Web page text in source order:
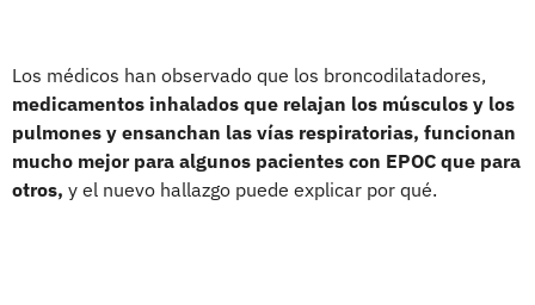
Los médicos han observado que los broncodilatadores,
medicamentos inhalados que relajan los músculos y los
pulmones y ensanchan las vías respiratorias, funcionan
mucho mejor para algunos pacientes con EPOC que para
otros, y el nuevo hallazgo puede explicar por qué.